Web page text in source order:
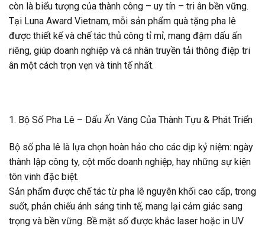
còn là biểu tượng của thành công – uy tín – tri ân bền vững.
Tại Luna Award Vietnam, mỗi sản phẩm quà tặng pha lê
được thiết kế và chế tác thủ công tỉ mỉ, mang đậm dấu ấn
riêng, giúp doanh nghiệp và cá nhân truyền tải thông điệp tri
ân một cách trọn vẹn và tinh tế nhất.
1. Bộ Số Pha Lê – Dấu Ấn Vàng Của Thành Tựu & Phát Triển
Bộ số pha lê là lựa chọn hoàn hảo cho các dịp kỷ niệm: ngày
thành lập công ty, cột mốc doanh nghiệp, hay những sự kiện
tôn vinh đặc biệt.
Sản phẩm được chế tác từ pha lê nguyên khối cao cấp, trong
suốt, phản chiếu ánh sáng tinh tế, mang lại cảm giác sang
trọng và bền vững. Bề mặt số được khắc laser hoặc in UV